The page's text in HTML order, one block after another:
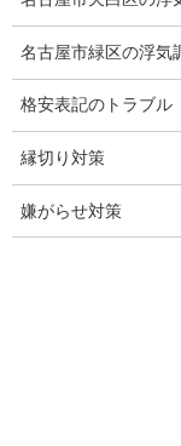
法人調査
企業調査
愛知探偵
愛知県探偵
名古屋市緑区の浮気
格安表記のトラブル
縁切り対策
嫌がらせ対策